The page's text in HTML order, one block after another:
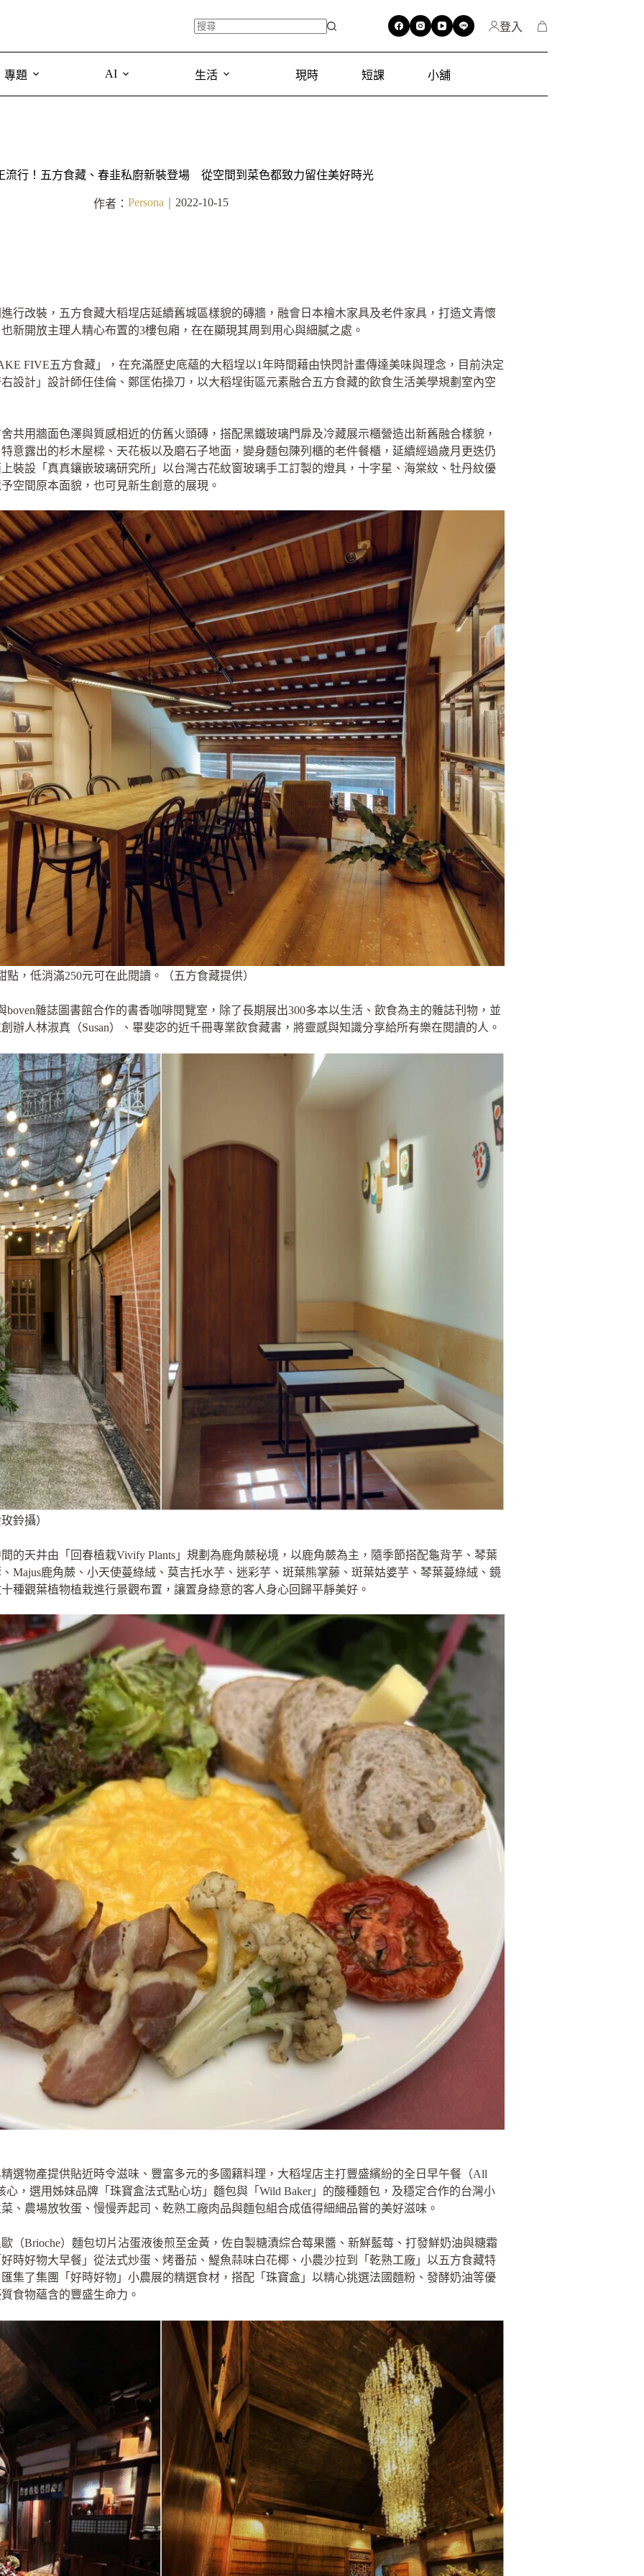
登入
專題 AI 生活 現時 短課 小舖
流行！五方食藏、春韭私廚新裝登場 從空間到菜色都致力留住美好時光
作者： Persona 2022-10-15
行改裝，五方食藏大稻埕店延續舊城區樣貌的磚牆，融會日本檜木家具及老件家具，打造文青懷
新開放主理人精心布置的3樓包廂，在在顯現其周到用心與細膩之處。
FIVE五方食藏」，在充滿歷史底蘊的大稻埕以1年時間藉由快閃計畫傳達美味與理念，目前決定
設計」設計師任佳倫、鄭匡佑操刀，以大稻埕街區元素融合五方食藏的飲食生活美學規劃室內空
共用牆面色澤與質感相近的仿舊火頭磚，搭配黑鐵玻璃門扉及冷藏展示櫃營造出新舊融合樣貌，
意露出的杉木屋樑、天花板以及磨石子地面，變身麵包陳列櫃的老件餐櫃，延續經過歲月更迭仍
裝設「真真鑲嵌玻璃研究所」以台灣古花紋窗玻璃手工訂製的燈具，十字星、海棠紋、牡丹紋優
空間原本面貌，也可見新生創意的展現。
，低消滿250元可在此閱讀。（五方食藏提供）
雜誌圖書館合作的書香咖啡閱覽室，除了長期展出300多本以生活、飲食為主的雜誌刊物，並
辦人林淑真（Susan）、畢斐宓的近千冊專業飲食藏書，將靈感與知識分享給所有樂在閱讀的人。
鈴攝）
的天井由「回春植栽Vivify Plants」規劃為鹿角蕨秘境，以鹿角蕨為主，隨季節搭配龜背芋、琴葉
Majus鹿角蕨、小天使蔓綠絨、莫吉托水芋、迷彩芋、斑葉熊掌藤、斑葉姑婆芋、琴葉蔓綠絨、鏡
種觀葉植物植栽進行景觀布置，讓置身綠意的客人身心回歸平靜美好。
選物產提供貼近時令滋味、豐富多元的多國籍料理，大稻埕店主打豐盛繽紛的全日早午餐（All
心，選用姊妹品牌「珠寶盒法式點心坊」麵包與「Wild Baker」的酸種麵包，及穩定合作的台灣小
、農場放牧蛋、慢慢弄起司、乾熟工廠肉品與麵包組合成值得細細品嘗的美好滋味。
（Brioche）麵包切片沾蛋液後煎至金黃，佐自製糖漬綜合莓果醬、新鮮藍莓、打發鮮奶油與糖霜
時好物大早餐」從法式炒蛋、烤番茄、鯷魚蒜味白花椰、小農沙拉到「乾熟工廠」以五方食藏特
集了集團「好時好物」小農展的精選食材，搭配「珠寶盒」以精心挑選法國麵粉、發酵奶油等優
食物蘊含的豐盛生命力。